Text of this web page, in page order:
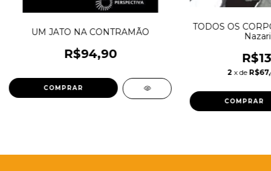
UM JATO NA CONTRAMÃO
R$94,90
TODOS OS
2 x de